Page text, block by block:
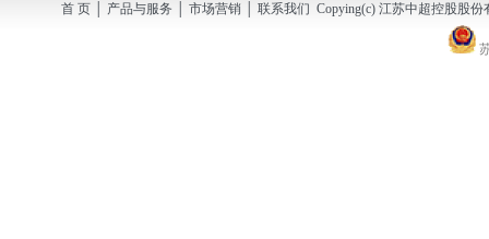
首 页 │ 产品与服务 │ 市场营销 │ 联系我们 Copying(c) 江苏中超控股股